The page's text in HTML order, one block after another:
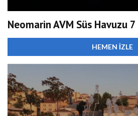
Neomarin AVM Süs Havuzu 7
HEMEN İZLE